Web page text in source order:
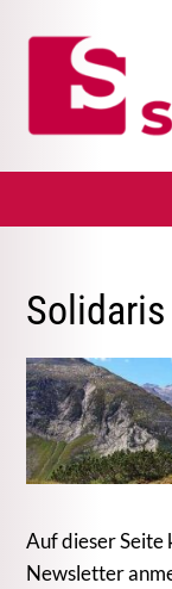
Auf dieser Seite
Newsletter